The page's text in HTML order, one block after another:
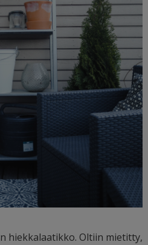
hiekkalaatikko. Oltiin mietitty,